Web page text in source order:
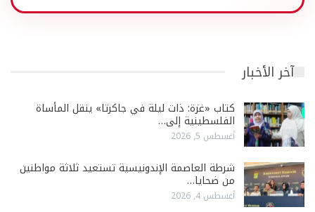
آخر الأخبار
كتاب «غزة: ذات ليلة في جاكرتا» ينقل المأساة
الفلسطينية إلى…
أغسطس 5, 2026
شرطة العاصمة الإندونيسية تستعيد ثلاثة مواطنين
من ضحايا…
أغسطس 4, 2026